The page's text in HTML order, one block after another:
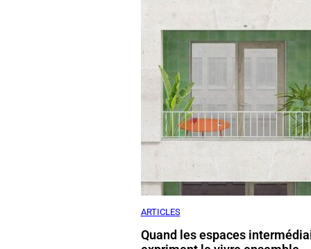
ARTICLES
Quand les espaces
expriment le vivre ensemble
Bastien Viguier